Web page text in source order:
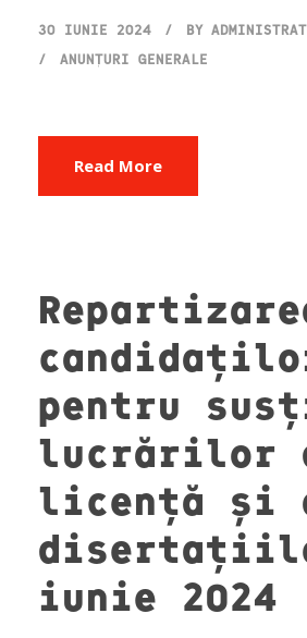
30 IUNIE 2024 BY
ANUNȚURI GENERALE
Read More
pentru
lucrărilor
licență și
iunie 2024